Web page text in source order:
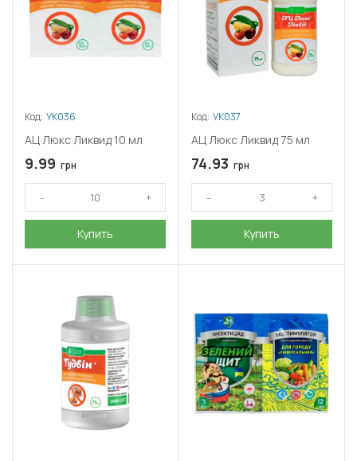
Код: УК036
АЦ Люкс Ликвид 10 мл
9.99 грн
Купить
Код: УК037
АЦ Люкс Ликвид 75 мл
74.93 грн
Купить